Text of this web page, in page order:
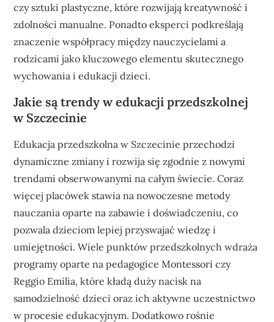
czy sztuki plastyczne, które rozwijają kreatywność i
zdolności manualne. Ponadto eksperci podkreślają
znaczenie współpracy między nauczycielami a
rodzicami jako kluczowego elementu skutecznego
wychowania i edukacji dzieci.
Jakie są trendy w edukacji przedszkolnej
w Szczecinie
Edukacja przedszkolna w Szczecinie przechodzi
dynamiczne zmiany i rozwija się zgodnie z nowymi
trendami obserwowanymi na całym świecie. Coraz
więcej placówek stawia na nowoczesne metody
nauczania oparte na zabawie i doświadczeniu, co
pozwala dzieciom lepiej przyswajać wiedzę i
umiejętności. Wiele punktów przedszkolnych wdraża
programy oparte na pedagogice Montessori czy
Reggio Emilia, które kładą duży nacisk na
samodzielność dzieci oraz ich aktywne uczestnictwo
w procesie edukacyjnym. Dodatkowo rośnie